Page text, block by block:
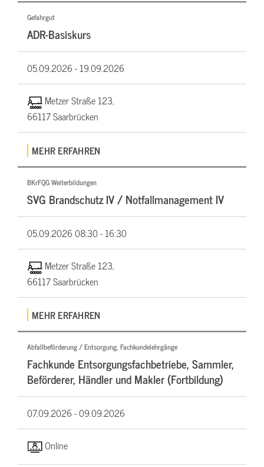
Gefahrgut
ADR-Basiskurs
05.09.2026 -19.09.2026
Metzer Straße 123,
66117 Saarbrücken
MEHR ERFAHREN
BKrFQG Weiterbildungen
SVG Brandschutz IV / Notfallmanagement IV
05.09.202608:30 - 16:30
Metzer Straße 123,
66117 Saarbrücken
MEHR ERFAHREN
Abfallbeförderung / Entsorgung, Fachkundelehrgänge
Fachkunde Entsorgungsfachbetriebe, Sammler,
Beförderer, Händler und Makler (Fortbildung)
07.09.2026 -09.09.2026
Online